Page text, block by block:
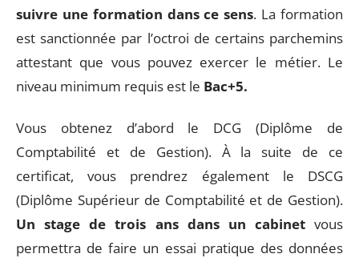
suivre une formation dans ce sens. La formation
est sanctionnée par l’octroi de certains parchemins
attestant que vous pouvez exercer le métier. Le
niveau minimum requis est le Bac+5.
Vous obtenez d’abord le DCG (Diplôme de
Comptabilité et de Gestion). À la suite de ce
certificat, vous prendrez également le DSCG
(Diplôme Supérieur de Comptabilité et de Gestion).
Un stage de trois ans dans un cabinetvous
permettra de faire un essai pratique des données